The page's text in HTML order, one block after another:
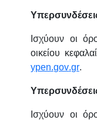
Ισχύουν οι
οικείου
ypen.gov.gr.
Ισχύουν οι